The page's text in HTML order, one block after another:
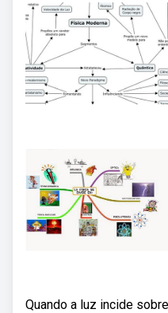
Quando a luz incide